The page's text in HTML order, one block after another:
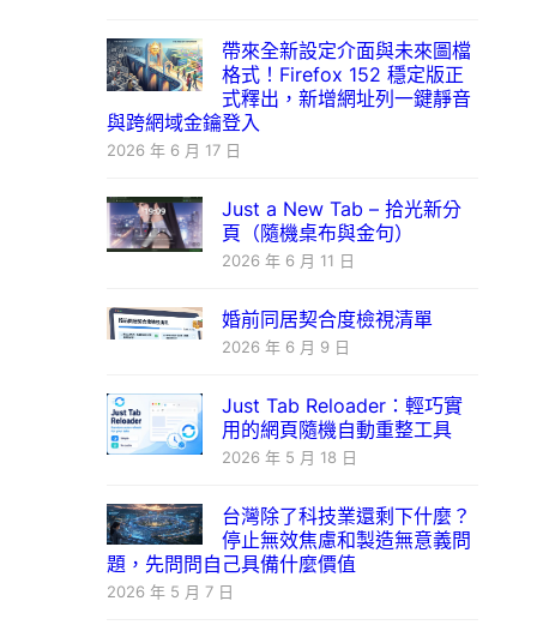
帶來全新設定介面與未來圖檔
格式！Firefox 152 穩定版正
式釋出，新增網址列一鍵靜音
與跨網域金鑰登入
2026 年 6 月 17 日
Just a New Tab – 拾光新分
頁（隨機桌布與金句）
2026 年 6 月 11 日
婚前同居契合度檢視清單
2026 年 6 月 9 日
Just Tab Reloader：輕巧實
用的網頁隨機自動重整工具
2026 年 5 月 18 日
台灣除了科技業還剩下什麼？
停止無效焦慮和製造無意義問
題，先問問自己具備什麼價值
2026 年 5 月 7 日